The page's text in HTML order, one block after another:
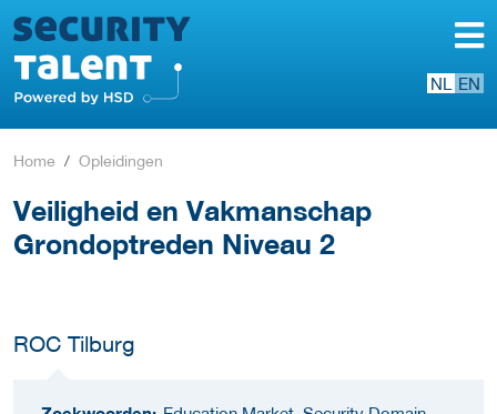
NL EN
Home Opleidingen
Veiligheid en Vakmanschap
Grondoptreden Niveau 2
ROC Tilburg